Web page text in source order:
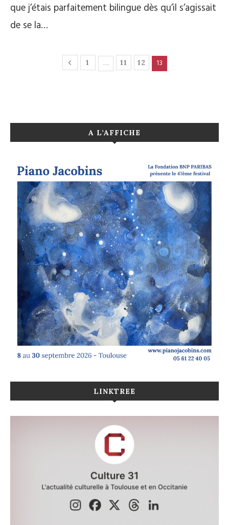
que j’étais parfaitement bilingue dès qu’il s’agissait
de se la…
1 … 11 12 13
A L’AFFICHE
LINKTREE